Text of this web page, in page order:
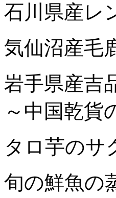
石川県産レ
気仙沼産毛
岩手県産吉
～中国乾貨
タロ芋のサ
旬の鮮魚の